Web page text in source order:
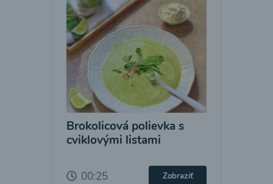
Brokolicová polievka s
cviklovými listami
00:25 Zobraziť